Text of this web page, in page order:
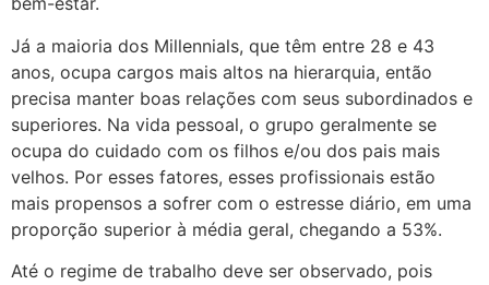
Já a maioria dos Millennials, que têm entre 28 e 43
anos, ocupa cargos mais altos na hierarquia, então
precisa manter boas relações com seus subordinados e
superiores. Na vida pessoal, o grupo geralmente se
ocupa do cuidado com os filhos e/ou dos pais mais
velhos. Por esses fatores, esses profissionais estão
mais propensos a sofrer com o estresse diário, em uma
proporção superior à média geral, chegando a 53%.
Até o regime de trabalho deve ser observado, pois